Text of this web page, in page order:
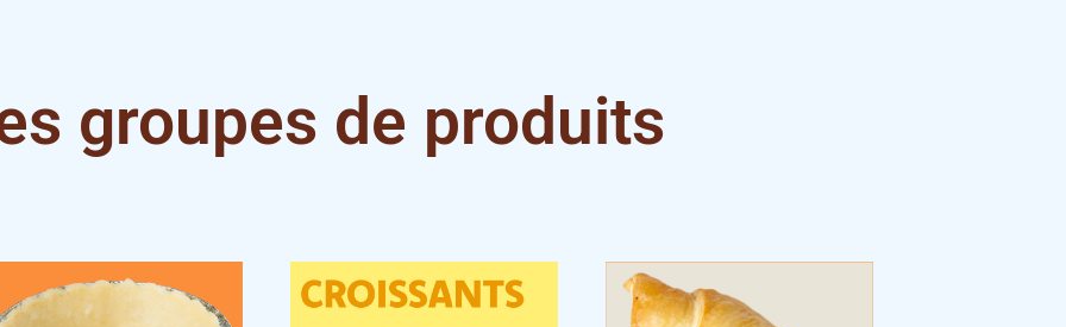
groupes de produits